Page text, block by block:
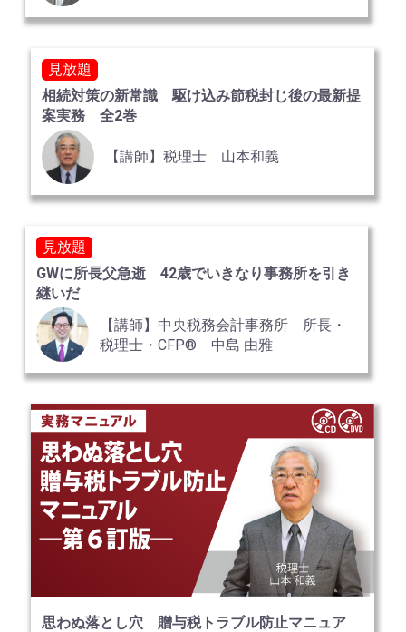
見放題
相続対策の新常識 駆け込み節税封じ後の最新提
案実務 全2巻
【講師】税理士 山本和義
見放題
GWに所長父急逝 42歳でいきなり事務所を引き
継いだ
【講師】中央税務会計事務所 所長・
税理士・CFP® 中島 由雅
思わぬ落とし穴 贈与税トラブル防止マニュア